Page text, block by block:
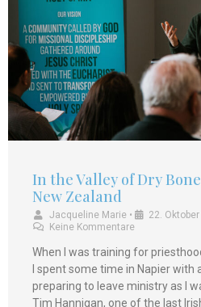
In the Valley of Dry
New Zealand
Jacqueline Marie • 22.
Keine Kommentare
When I was training for
I spent some time in Napier with
preparing to leave ministry as I
Tim Hannigan, one of the last